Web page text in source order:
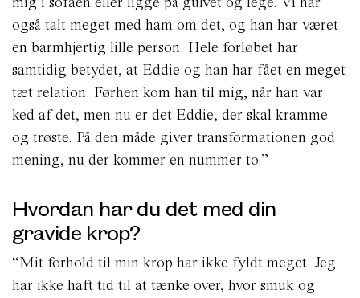
også talt meget med ham om det, og han har været
en barmhjertig lille person. Hele forløbet har
samtidig betydet, at Eddie og han har fået en meget
tæt relation. Førhen kom han til mig, når han var
ked af det, men nu er det Eddie, der skal kramme
og trøste. På den måde giver transformationen god
mening, nu der kommer en nummer to.”
Hvordan har du det med din
gravide krop?
“Mit forhold til min krop har ikke fyldt meget. Jeg
har ikke haft tid til at tænke over, hvor smuk og